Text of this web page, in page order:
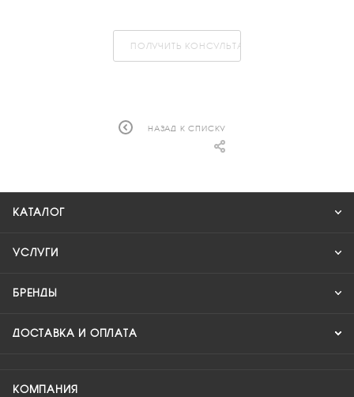
ПОЛУЧИТЬ КОНСУЛЬТАЦИЮ
НАЗАД К СПИСКУ
КАТАЛОГ
УСЛУГИ
БРЕНДЫ
ДОСТАВКА И ОПЛАТА
КОМПАНИЯ